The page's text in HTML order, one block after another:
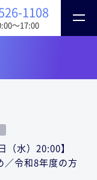
1108
〜17:00
（水）20:00】
／令和8年度の方